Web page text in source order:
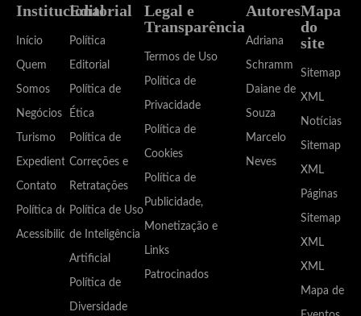
Institucional
Início
Quem
Somos
Negócios
Turismo
Expediente
Contato
Política de
Acessibilidade
Editorial
Política
Editorial
Política de
Ética
Política de
Correções e
Retratações
Política de Uso
de Inteligência
Artificial
Política de
Diversidade
Legal e
Transparência
Termos de Uso
Política de
Privacidade
Política de
Cookies
Política de
Publicidade,
Monetização e
Links
Patrocinados
Autores
Adriana
Schramm
Daiane de
Souza
Marcelo
Neves
Mapa
do
site
Sitemap
XML
Notícias
Sitemap
XML
Páginas
Sitemap
XML
XML
Mapa de